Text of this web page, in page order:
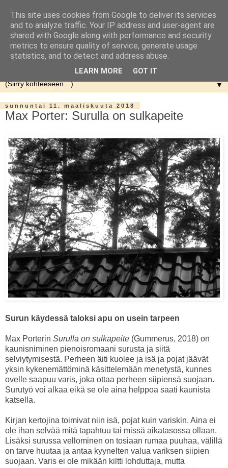
▼
sunnuntai 11. maaliskuuta 2018
Max Porter: Surulla on sulkapeite
Surun käydessä taloksi apu on usein tarpeen
Max Porterin Surulla on sulkapeite (Gummerus, 2018) on
kaunisniminen pienoisromaani surusta ja siitä
selviytymisestä. Perheen äiti kuolee ja isä ja pojat jäävät
yksin kykenemättöminä käsittelemään menetystä, kunnes
ovelle saapuu varis, joka ottaa perheen siipiensä suojaan.
Surutyö voi alkaa eikä se ole aina helppoa saati kaunista
katsella.
Kirjan kertojina toimivat niin isä, pojat kuin variskin. Aina ei
ole ihan selvää mitä tapahtuu tai missä aikatasossa ollaan.
Lisäksi surussa vellominen on tosiaan rumaa puuhaa, välillä
on tarve huutaa ja antaa kyynelten valua variksen siipien
suojaan. Varis ei ole mikään kiltti lohduttaja, mutta
This site uses cookies from Google to deliver its services
and to analyze traffic. Your IP address and user-agent are
shared with Google along with performance and security
metrics to ensure quality of service, generate usage
statistics, and to detect and address abuse.
LEARN MORE GOT IT